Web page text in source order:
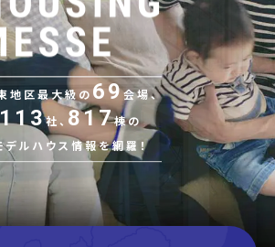
地区最大級の 69会場、
113社、 817棟の
デルハウス情報を網羅！